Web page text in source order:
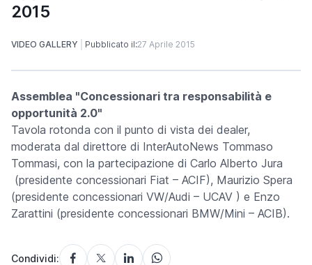
2015
VIDEO GALLERY Pubblicato il:27 Aprile 2015
Assemblea "Concessionari tra responsabilità e
opportunità 2.0"
Tavola rotonda con il punto di vista dei dealer,
moderata dal direttore di InterAutoNews Tommaso
Tommasi, con la partecipazione di Carlo Alberto Jura
(presidente concessionari Fiat – ACIF), Maurizio Spera
(presidente concessionari VW/Audi – UCAV ) e Enzo
Zarattini (presidente concessionari BMW/Mini – ACIB).
Condividi: